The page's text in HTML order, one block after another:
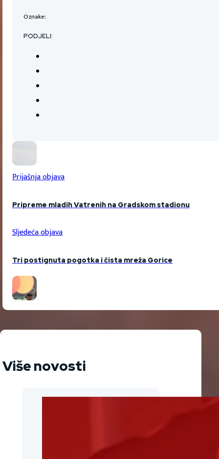
Oznake:
PODJELI:
Prijašnja objava
Pripreme mladih Vatrenih na Gradskom stadionu
Sljedeća objava
Tri postignuta pogotka i čista mreža Gorice
Više novosti